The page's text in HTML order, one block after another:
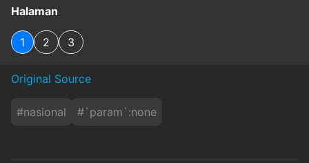
Halaman
1 2 3
Original Source
#nasional #`param`:none